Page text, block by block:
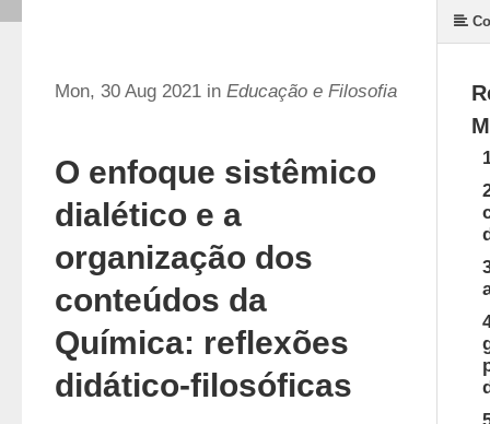
Mon, 30 Aug 2021 in Educação e Filosofia
O enfoque sistêmico
dialético e a
organização dos
conteúdos da
Química: reflexões
didático-filosóficas